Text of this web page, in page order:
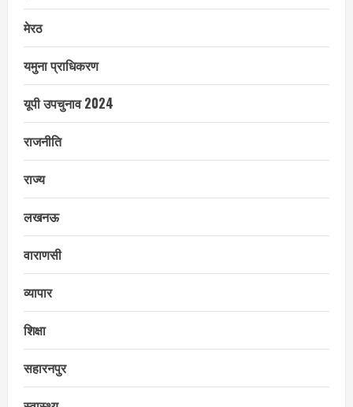
मेरठ
यमुना प्राधिकरण
यूपी उपचुनाव 2024
राजनीति
राज्य
लखनऊ
वाराणसी
व्यापार
शिक्षा
सहारनपुर